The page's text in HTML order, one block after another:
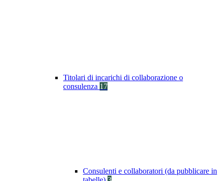
Titolari di incarichi di collaborazione o
consulenza 17
Consulenti e collaboratori (da pubblicare in